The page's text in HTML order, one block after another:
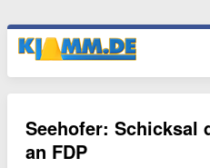
Seehofer: Schicksal
an FDP